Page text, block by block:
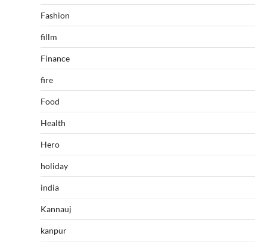
Fashion
fillm
Finance
fire
Food
Health
Hero
holiday
india
Kannauj
kanpur